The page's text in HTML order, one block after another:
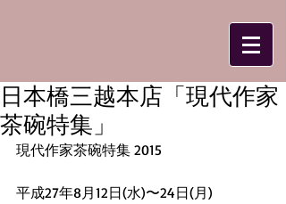
日本橋三越本店「現代作家
茶碗特集」
現代作家茶碗特集 2015
平成27年8月12日(水)〜24日(月)